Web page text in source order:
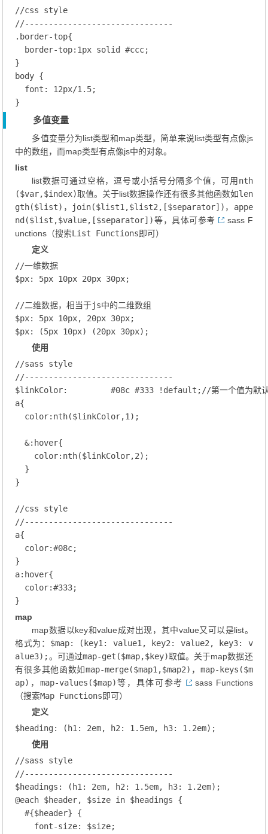
//css style
//-------------------------------
.border-top{
border-top: 1px solid #ccc;
body {
font : 12px/1.5;
多值变量
多值变量分为list类型和map类型，简单来说list类型有点像js
中的数组，而map类型有点像js中的对象。
list
list数据可通过空格，逗号或小括号分隔多个值，可用nth
($var,$index)取值。关于list数据操作还有很多其他函数如len
gth($list) ， join($list1,$list2,[$separator]) ， appe
nd($list,$value,[$separator])等，具体可参考
sass F
unctions （搜索List Functions即可）
定义
//一维数据
$px: 5px 10px 20px 30px;
//二维数据，相当于js中的二维数组
$px: 5px 10px, 20px 30px;
$px: (5px 10px) (20px 30px);
使用
//sass style
//-------------------------------
$linkColor: #08c #333 !default; //第一个值为默
a{
color:nth($linkColor,1 );
  &
:hover{
color:nth($linkColor,2);
  }
}
//css style
//-------------------------------
a{
color:#08c;
a:hover{
color:#333;
map
map数据以key和value成对出现，其中value又可以是list。
格式为： $map: (key1: value1, key2: value2, key3: v
alue3);。可通过map-get($map,$key)取值。关于map数据还
有很多其他函数如map-merge($map1,$map2) ， map-keys($m
ap) ， map-values($map)等，具体可参考
sass Functions
（搜索Map Functions即可）
定义
$heading: (h1: 2em, h2: 1.5em, h3: 1.2em);
使用
//sass style
//-------------------------------
$headings : (h1: 2em, h2: 1.5em, h3: 1.2em);
@each $header, $size in $headings {
  #{$
header} {
font-size: $size;